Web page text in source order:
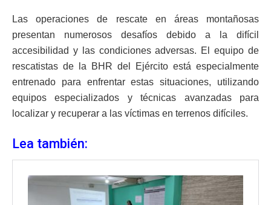
Las operaciones de rescate en áreas montañosas
presentan numerosos desafíos debido a la difícil
accesibilidad y las condiciones adversas. El equipo de
rescatistas de la BHR del Ejército está especialmente
entrenado para enfrentar estas situaciones, utilizando
equipos especializados y técnicas avanzadas para
localizar y recuperar a las víctimas en terrenos difíciles.
Lea también: